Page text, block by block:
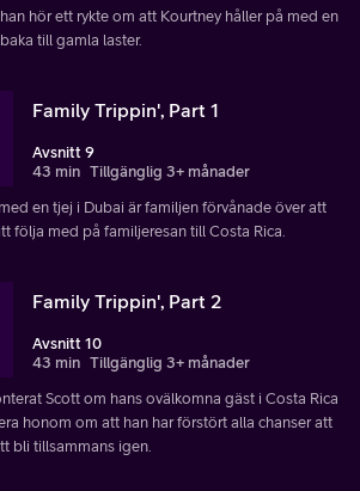
hör ett rykte om att Kourtney håller på med en
till gamla laster.
Family Trippin', Part 1
Avsnitt 9
43 min Tillgänglig 3+ månader
en tjej i Dubai är familjen förvånade över att
följa med på familjeresan till Costa Rica.
Family Trippin', Part 2
Avsnitt 10
43 min Tillgänglig 3+ månader
Scott om hans ovälkomna gäst i Costa Rica
honom om att han har förstört alla chanser att
bli tillsammans igen.